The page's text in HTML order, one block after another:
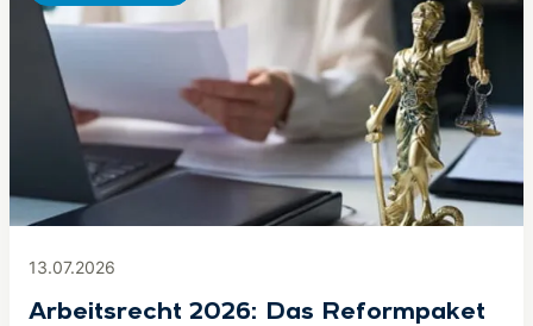
13.07.2026
Arbeitsrecht 2026: Das Reformpaket